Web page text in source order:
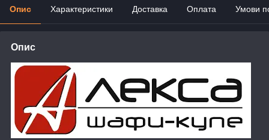
Опис Характеристики Доставка Оплата Умови
Опис